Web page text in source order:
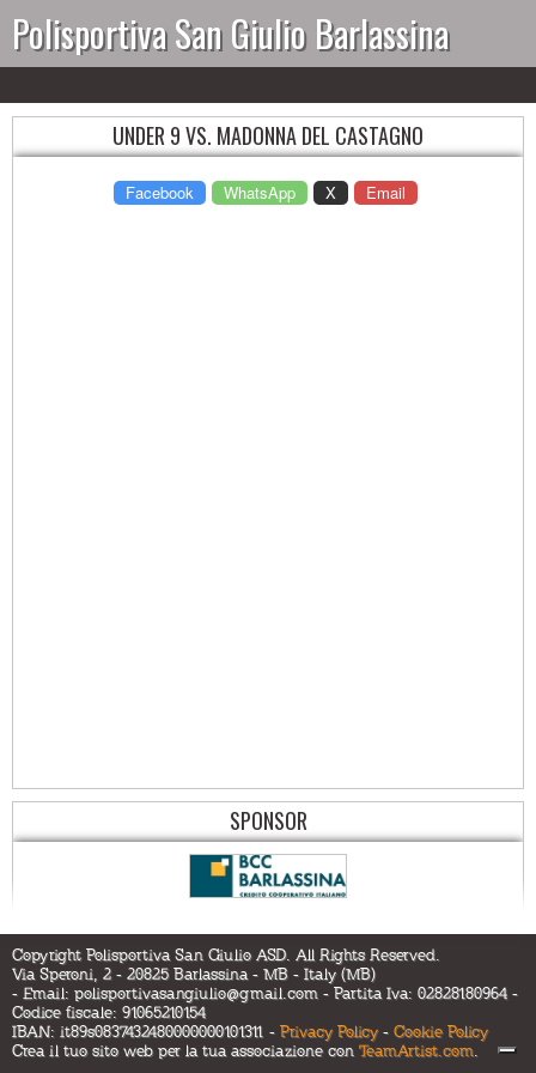
Polisportiva San Giulio Barlassina
UNDER 9 VS. MADONNA DEL CASTAGNO
Facebook WhatsApp X Email
SPONSOR
Copyright Polisportiva San Giulio ASD. All Rights Reserved.
Via Speroni, 2 - 20825 Barlassina - MB - Italy (MB)
- Email: polisportivasangiulio@gmail.com - Partita Iva: 02828180964 -
Codice fiscale: 91065210154
IBAN: it89s0837432480000000101311 - Privacy Policy- Cookie Policy
Crea il tuo sito web per la tua associazione con TeamArtist.com.